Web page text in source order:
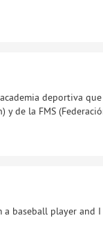
deportiva
de la FMS
a baseball player and